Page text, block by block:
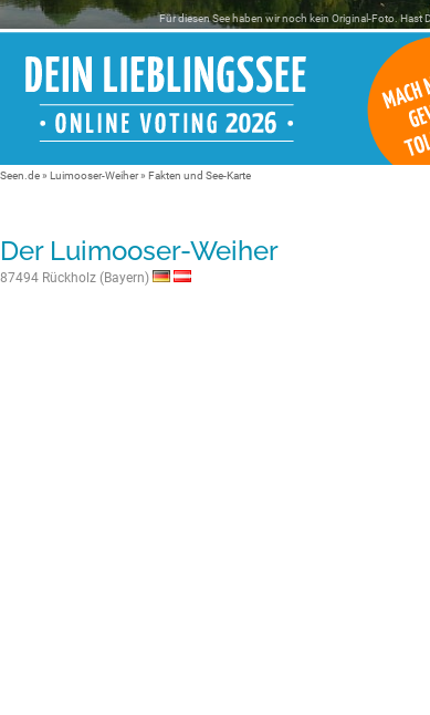
Für diesen See haben wir noch kein Original-Foto.
Seen.de» Luimooser-Weiher» Fakten und See-Karte
Der Luimooser-Weiher
87494 Rückholz (Bayern)